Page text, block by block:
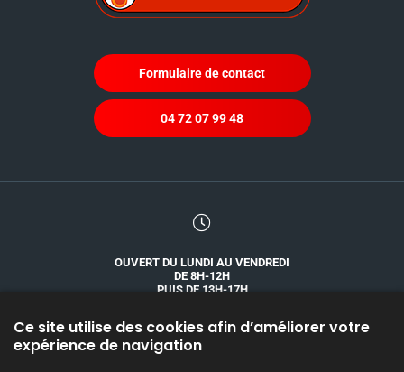
Formulaire de contact
04 72 07 99 48
OUVERT DU LUNDI AU VENDREDI
DE 8H-12H
PUIS DE 13H-17H
Ce site utilise des cookies afin d’améliorer votre
expérience de navigation